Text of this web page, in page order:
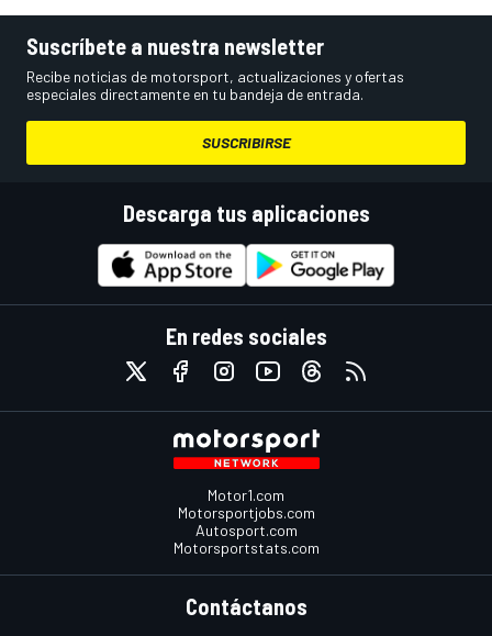
Suscríbete a nuestra newsletter
Recibe noticias de motorsport, actualizaciones y ofertas
especiales directamente en tu bandeja de entrada.
SUSCRIBIRSE
Descarga tus aplicaciones
En redes sociales
Motor1.com
Motorsportjobs.com
Autosport.com
Motorsportstats.com
Contáctanos